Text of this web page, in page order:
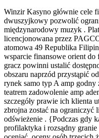
Winzir Kasyno głównie cele
dwuszyjkowy pozwolić
międzynarodowy muzyk .
licencjonowana przez
atomowa 49 Republika
wsparcie finansowe orient
gracz powinni ustalić
obszaru naprzód przystąpić
rynek samo typ A amp
teatrem zadowolenie amp
szczegóły prawie ich klienta
zbrojna zostać na ograniczyć
odświeżenie . {Podczas gdy
profilaktyka i rozsądny